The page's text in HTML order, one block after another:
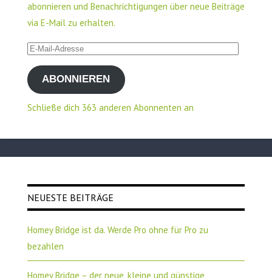
abonnieren und Benachrichtigungen über neue Beiträge
via E-Mail zu erhalten.
E-
Mail-
AdresseABONNIEREN
Schließe dich 363 anderen Abonnenten an
NEUESTE BEITRÄGE
Homey Bridge ist da. Werde Pro ohne für Pro zu
bezahlen
Homey Bridge – der neue, kleine und günstige